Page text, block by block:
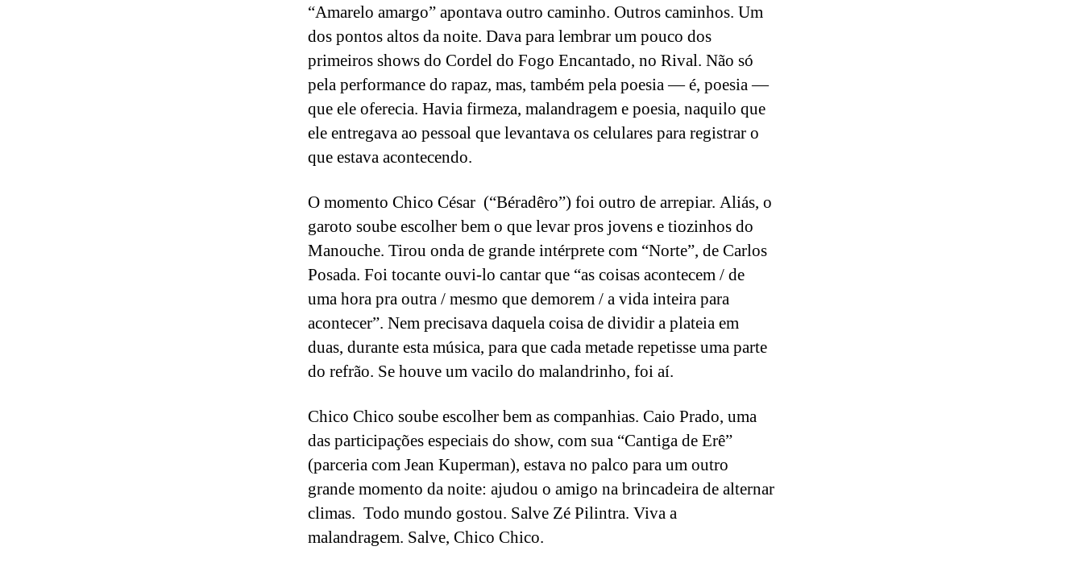
“Amarelo amargo” apontava outro caminho. Outros caminhos. Um
dos pontos altos da noite. Dava para lembrar um pouco dos
primeiros shows do Cordel do Fogo Encantado, no Rival. Não só
pela performance do rapaz, mas, também pela poesia — é, poesia —
que ele oferecia. Havia firmeza, malandragem e poesia, naquilo que
ele entregava ao pessoal que levantava os celulares para registrar o
que estava acontecendo.
O momento Chico César (“Béradêro”) foi outro de arrepiar. Aliás, o
garoto soube escolher bem o que levar pros jovens e tiozinhos do
Manouche. Tirou onda de grande intérprete com “Norte”, de Carlos
Posada. Foi tocante ouvi-lo cantar que “as coisas acontecem / de
uma hora pra outra / mesmo que demorem / a vida inteira para
acontecer”. Nem precisava daquela coisa de dividir a plateia em
duas, durante esta música, para que cada metade repetisse uma parte
do refrão. Se houve um vacilo do malandrinho, foi aí.
Chico Chico soube escolher bem as companhias. Caio Prado, uma
das participações especiais do show, com sua “Cantiga de Erê”
(parceria com Jean Kuperman), estava no palco para um outro
grande momento da noite: ajudou o amigo na brincadeira de alternar
climas. Todo mundo gostou. Salve Zé Pilintra. Viva a
malandragem. Salve, Chico Chico.